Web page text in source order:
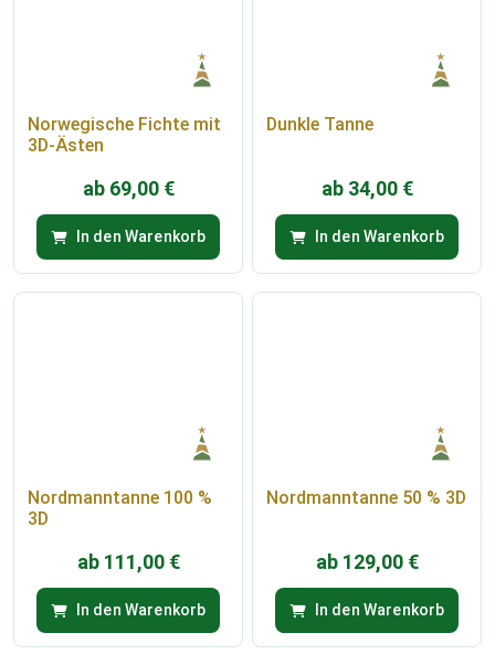
Norwegische Fichte mit
3D-Ästen
ab 69,00 €
In den Warenkorb
Dunkle Tanne
ab 34,00 €
In den Warenkorb
Nordmanntanne 100 %
3D
ab 111,00 €
In den Warenkorb
Nordmanntanne 50 % 3D
ab 129,00 €
In den Warenkorb